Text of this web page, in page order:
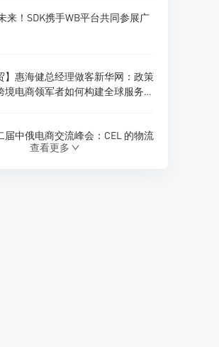
来！SDK携手WB平台共同参展广
】惠海健总经理做客新华网：政策
境电商领军者如何构建全球服务新
届中俄电商交流峰会：CEL 的物流
电商新展望
查看更多